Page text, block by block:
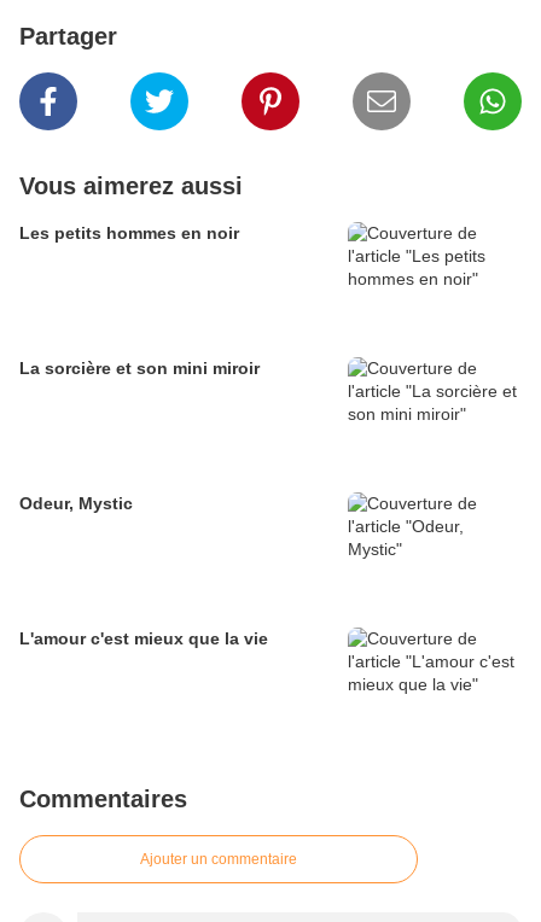
Partager
Vous aimerez aussi
Les petits hommes en noir
La sorcière et son mini miroir
Odeur, Mystic
L'amour c'est mieux que la vie
Commentaires
Ajouter un commentaire